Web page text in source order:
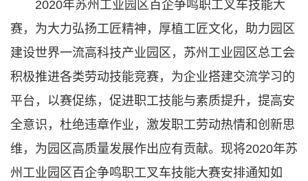
2020年苏州工业园区百企争鸣职工叉车技能大
赛，为大力弘扬工匠精神，厚植工匠文化，助力园区
建设世界一流高科技产业园区，苏州工业园区总工会
积极推进各类劳动技能竞赛，为企业搭建交流学习的
平台，以赛促练，促进职工技能与素质提升，提高安
全意识，杜绝违章作业，激发职工劳动热情和创新思
维，为园区高质量发展作出应有贡献。现将2020年苏
州工业园区百企争鸣职工叉车技能大赛安排通知如